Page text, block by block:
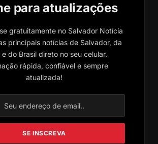
para atualizações
gratuitamente no Salvador Notícia
principais notícias de Salvador, da
e do Brasil direto no seu celular.
rápida, confiável e sempre
atualizada!